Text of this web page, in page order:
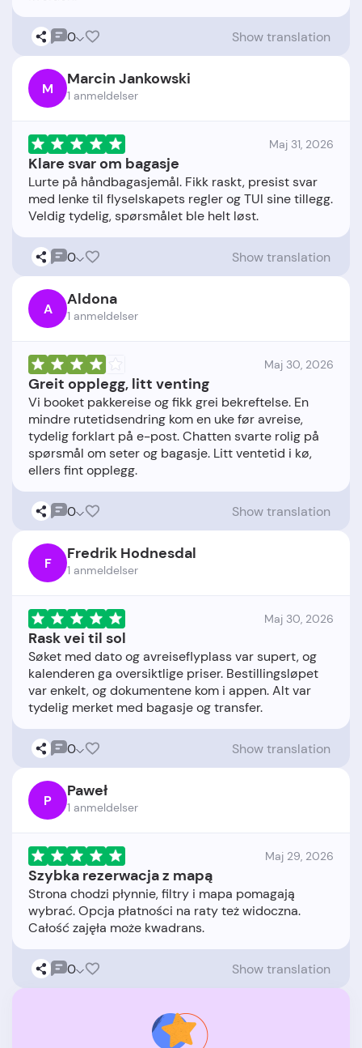
0 Show translation
M Marcin Jankowski
1 anmeldelser
Maj 31, 2026
Klare svar om bagasje
Lurte på håndbagasjemål. Fikk raskt, presist svar
med lenke til flyselskapets regler og TUI sine tillegg.
0 Show translation
A Aldona
1 anmeldelser
Maj 30, 2026
Greit opplegg, litt venting
Vi booket pakkereise og fikk grei bekreftelse. En
mindre rutetidsendring kom en uke før avreise,
tydelig forklart på e-post. Chatten svarte rolig på
spørsmål om seter og bagasje. Litt ventetid i kø,
0 Show translation
F Fredrik Hodnesdal
1 anmeldelser
Maj 30, 2026
Rask vei til sol
Søket med dato og avreiseflyplass var supert, og
kalenderen ga oversiktlige priser. Bestillingsløpet
var enkelt, og dokumentene kom i appen. Alt var
0 Show translation
P Paweł
1 anmeldelser
Maj 29, 2026
Szybka rezerwacja z mapą
Strona chodzi płynnie, filtry i mapa pomagają
wybrać. Opcja płatności na raty też widoczna.
0 Show translation